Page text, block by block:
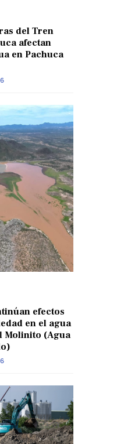
del Tren
afectan
en Pachuca
efectos
en el agua
Molinito (Agua